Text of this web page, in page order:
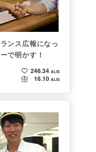
ンス広報になっ
で明かす！
246.34 ALIS
16.10 ALIS